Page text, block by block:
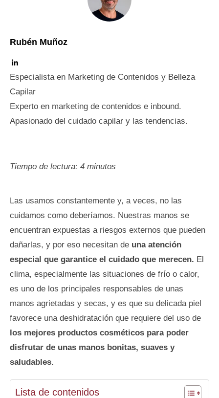
Rubén Muñoz
Especialista en Marketing de Contenidos y Belleza
Capilar
Experto en marketing de contenidos e inbound.
Apasionado del cuidado capilar y las tendencias.
Tiempo de lectura: 4 minutos
Las usamos constantemente y, a veces, no las
cuidamos como deberíamos. Nuestras manos se
encuentran expuestas a riesgos externos que pueden
dañarlas, y por eso necesitan de una atención
especial que garantice el cuidado que merecen. El
clima, especialmente las situaciones de frío o calor,
es uno de los principales responsables de unas
manos agrietadas y secas, y es que su delicada piel
favorece una deshidratación que requiere del uso de
los mejores productos cosméticos para poder
disfrutar de unas manos bonitas, suaves y
saludables.
Lista de contenidos